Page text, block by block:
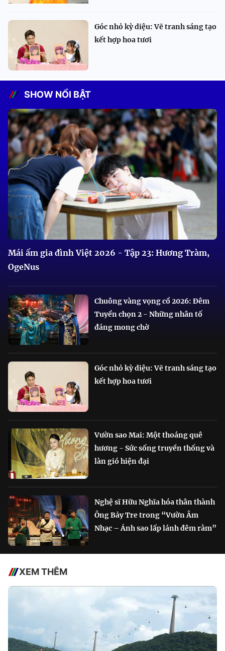
Góc nhỏ kỳ diệu: Vẽ tranh sáng tạo
kết hợp hoa tươi
SHOW NỔI BẬT
Mái ấm gia đình Việt 2026 - Tập 23: Hương Tràm,
OgeNus
Chuông vàng vọng cổ 2026: Đêm
Tuyển chọn 2 - Những nhân tố
đáng mong chờ
Góc nhỏ kỳ diệu: Vẽ tranh sáng tạo
kết hợp hoa tươi
Vườn sao Mai: Một thoáng quê
hương - Sức sống truyền thống và
làn gió hiện đại
Nghệ sĩ Hữu Nghĩa hóa thân thành
Ông Bảy Tre trong “Vườn Âm
Nhạc – Ánh sao lấp lánh đêm rằm”
XEM THÊM